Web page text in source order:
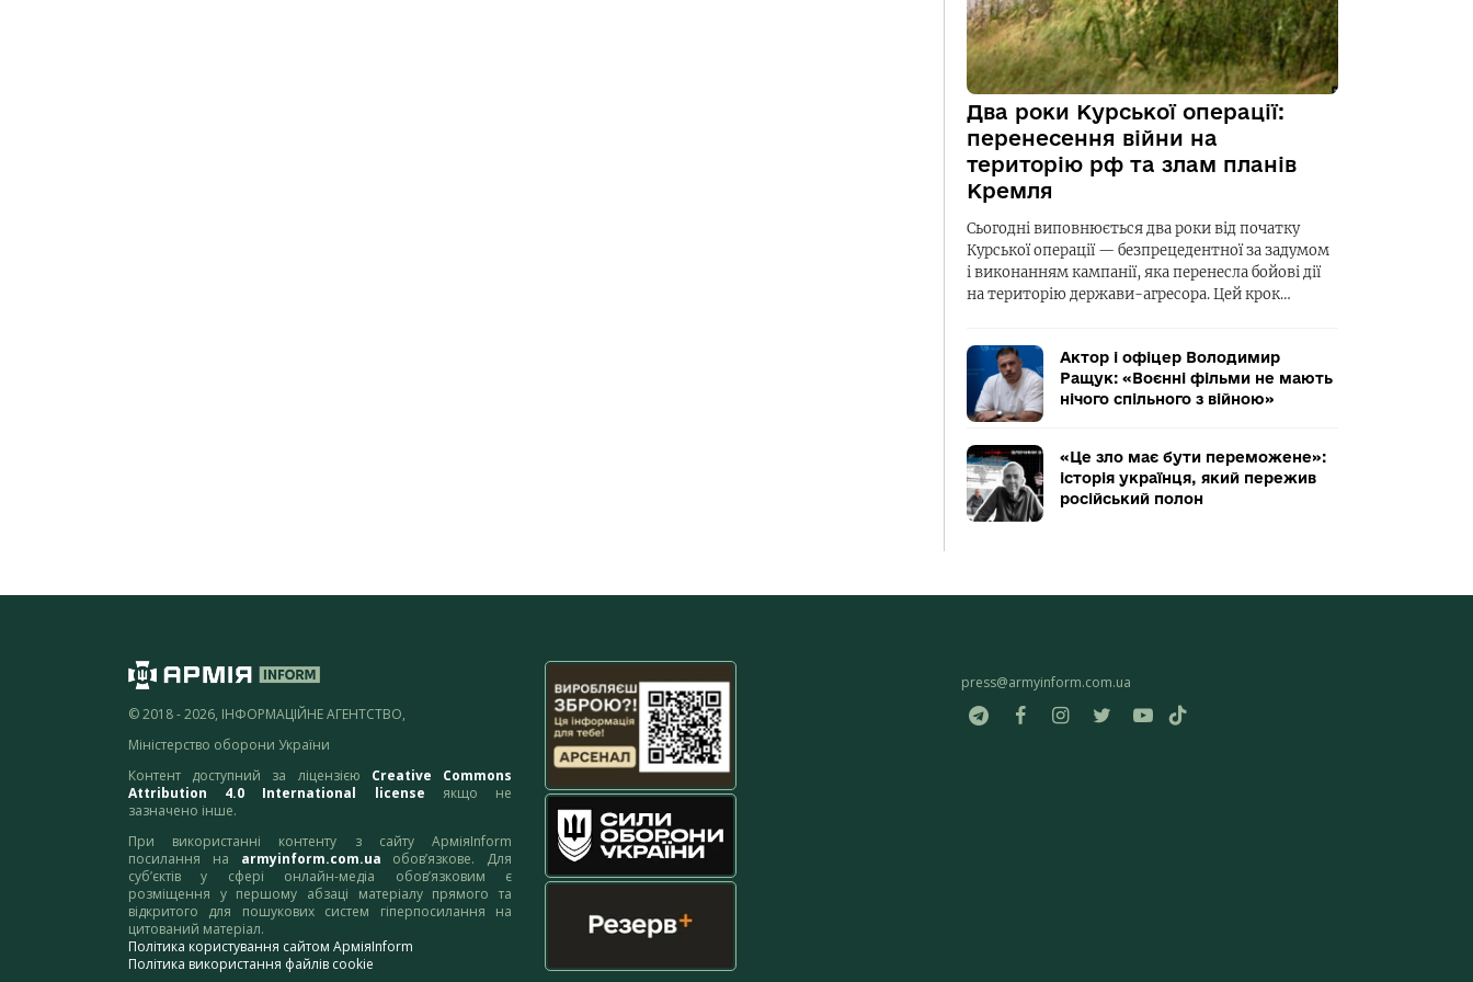
Два роки Курської операції:
перенесення війни на
територію рф та злам планів
Кремля
Сьогодні виповнюється два роки від початку
Курської операції — безпрецедентної за задумом
і виконанням кампанії, яка перенесла бойові дії
на територію держави-агресора. Цей крок…
Актор і офіцер Володимир
Ращук: «Воєнні фільми не мають
нічого спільного з війною»
«Це зло має бути переможене»:
історія українця, який пережив
російський полон
© 2018 - 2026, ІНФОРМАЦІЙНЕ АГЕНТСТВО,
Міністерство оборони України
Контент доступний за ліцензією Creative Commons
Attribution 4.0 International license якщо не
зазначено інше.
При використанні контенту з сайту АрміяInform
посилання на armyinform.com.ua обов’язкове. Для
суб’єктів у сфері онлайн-медіа обов’язковим є
розміщення у першому абзаці матеріалу прямого та
відкритого для пошукових систем гіперпосилання на
цитований матеріал.
Політика користування сайтом АрміяInform
Політика використання файлів cookie
press@armyinform.com.ua